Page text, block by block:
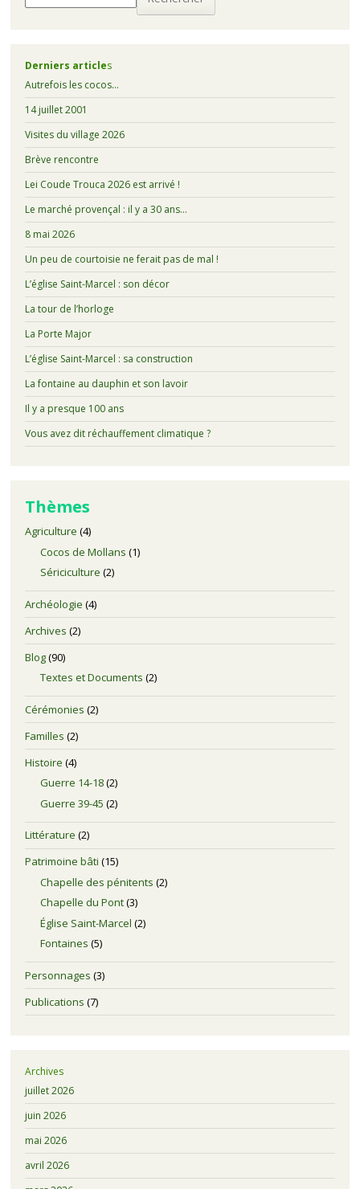
Derniers articles
Autrefois les cocos…
14 juillet 2001
Visites du village 2026
Brève rencontre
Lei Coude Trouca 2026 est arrivé !
Le marché provençal : il y a 30 ans…
8 mai 2026
Un peu de courtoisie ne ferait pas de mal !
L’église Saint-Marcel : son décor
La tour de l’horloge
La Porte Major
L’église Saint-Marcel : sa construction
La fontaine au dauphin et son lavoir
Il y a presque 100 ans
Vous avez dit réchauffement climatique ?
Thèmes
Agriculture (4)
Cocos de Mollans (1)
Sériciculture (2)
Archéologie (4)
Archives (2)
Blog(90)
Textes et Documents (2)
Cérémonies (2)
Familles (2)
Histoire (4)
Guerre 14-18(2)
Guerre 39-45 (2)
Littérature (2)
Patrimoine bâti (15)
Chapelle des pénitents (2)
Chapelle du Pont(3)
Église Saint-Marcel (2)
Fontaines (5)
Personnages (3)
Publications (7)
Archives
juillet 2026
juin 2026
mai 2026
avril 2026